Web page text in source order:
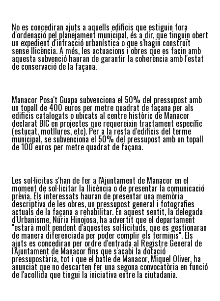
No es concediran ajuts a aquells edificis que estiguin fora
d'ordenació pel planejament municipal, és a dir, que tinguin obert
un expedient d'infracció urbanística o que s'hagin construït
sense llicència. A més, les actuacions i obres que es facin amb
aquesta subvenció hauran de garantir la coherència amb l'estat
de conservació de la façana.
Manacor Posa't Guapa subvenciona el 50% del pressupost amb
un topall de 400 euros per metre quadrat de façana per als
edificis catalogats o ubicats al centre històric de Manacor
declarat BIC en projectes que requereixin tractament específic
(estucat, motllures, etc). Per a la resta d'edificis del terme
municipal, se subvenciona el 50% del pressupost amb un topall
de 100 euros per metre quadrat de façana.
Les sol·licitus s'han de fer a l'Ajuntament de Manacor en el
moment de sol·licitar la llicència o de presentar la comunicació
prèvia. Els interessats hauran de presentar una memòria
descriptiva de les obres, un pressupost general i fotografies
actuals de la façana a rehabilitar. En aquest sentit, la delegada
d'Urbanisme, Núria Hinojosa, ha advertit que el departament
"estarà molt pendent d'aquestes sol·licituds, que es gestionaran
de manera diferenciada per poder complir els terminis". Els
ajuts es concediran per ordre d'entrada al Registre General de
l'Ajuntament de Manacor fins que s'acabi la dotació
pressupostària, tot i que el batle de Manacor, Miquel Oliver, ha
anunciat que no descarten fer una segona convocatòria en funció
de l'acollida que tingui la iniciativa entre la ciutadania.